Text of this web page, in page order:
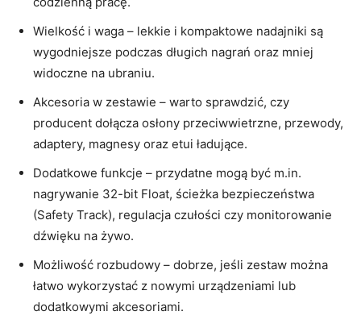
Wielkość i waga – lekkie i kompaktowe nadajniki są
wygodniejsze podczas długich nagrań oraz mniej
widoczne na ubraniu.
Akcesoria w zestawie – warto sprawdzić, czy
producent dołącza osłony przeciwwietrzne, przewody,
adaptery, magnesy oraz etui ładujące.
Dodatkowe funkcje – przydatne mogą być m.in.
nagrywanie 32-bit Float, ścieżka bezpieczeństwa
(Safety Track), regulacja czułości czy monitorowanie
dźwięku na żywo.
Możliwość rozbudowy – dobrze, jeśli zestaw można
łatwo wykorzystać z nowymi urządzeniami lub
dodatkowymi akcesoriami.